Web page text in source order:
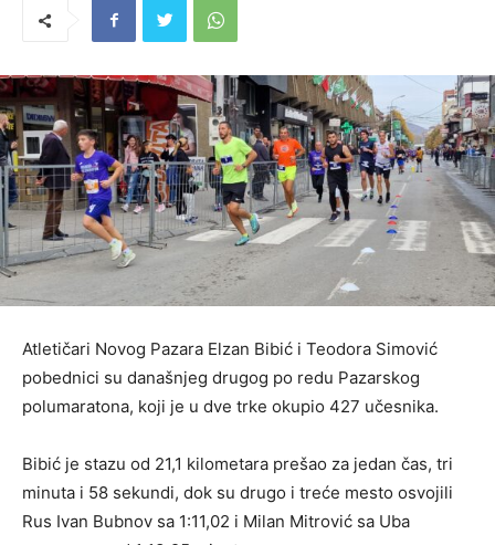
Atletičari Novog Pazara Elzan Bibić i Teodora Simović
pobednici su današnjeg drugog po redu Pazarskog
polumaratona, koji je u dve trke okupio 427 učesnika.
Bibić je stazu od 21,1 kilometara prešao za jedan čas, tri
minuta i 58 sekundi, dok su drugo i treće mesto osvojili
Rus Ivan Bubnov sa 1:11,02 i Milan Mitrović sa Uba